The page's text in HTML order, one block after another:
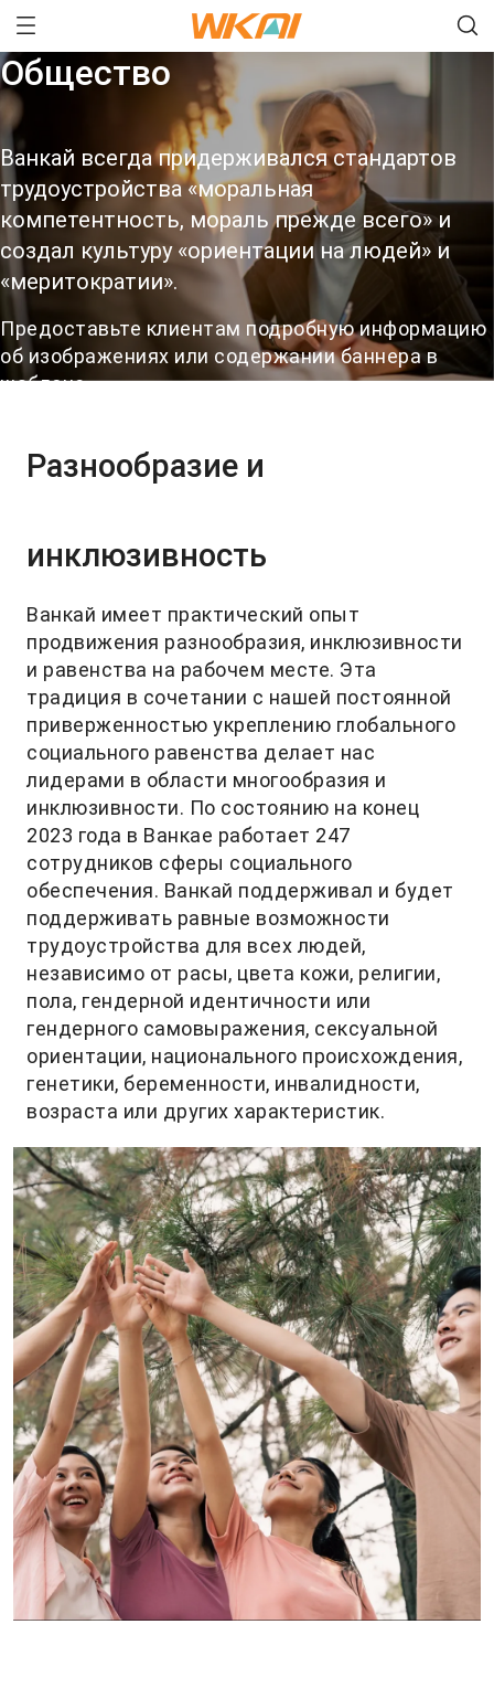
Общество
Ванкай всегда придерживался стандартов
трудоустройства «моральная
компетентность, мораль прежде всего» и
создал культуру «ориентации на людей» и
«меритократии».
Предоставьте клиентам подробную информацию
об изображениях или содержании баннера в
шаблоне.
Купить все
Разнообразие и
инклюзивность
Ванкай имеет практический опыт
продвижения разнообразия, инклюзивности
и равенства на рабочем месте. Эта
традиция в сочетании с нашей постоянной
приверженностью укреплению глобального
социального равенства делает нас
лидерами в области многообразия и
инклюзивности. По состоянию на конец
2023 года в Ванкае работает 247
сотрудников сферы социального
обеспечения. Ванкай поддерживал и будет
поддерживать равные возможности
трудоустройства для всех людей,
независимо от расы, цвета кожи, религии,
пола, гендерной идентичности или
гендерного самовыражения, сексуальной
ориентации, национального происхождения,
генетики, беременности, инвалидности,
возраста или других характеристик.